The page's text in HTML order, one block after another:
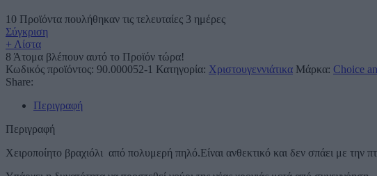
10 Προϊόντα πουλήθηκαν τις τελευταίες 3 ημέρες
Σύγκριση
+ Λίστα
8 Άτομα βλέπουν αυτό το Προϊόν τώρα!
Κωδικός προϊόντος: 90.000052-1 Κατηγορία: Χριστουγεννιάτικα Μάρκα: Choice
Share:
Περιγραφή
Περιγραφή
Χειροποίητο βραχιόλι από πολυμερή πηλό.Είναι ανθεκτικό και δεν σπάει με την